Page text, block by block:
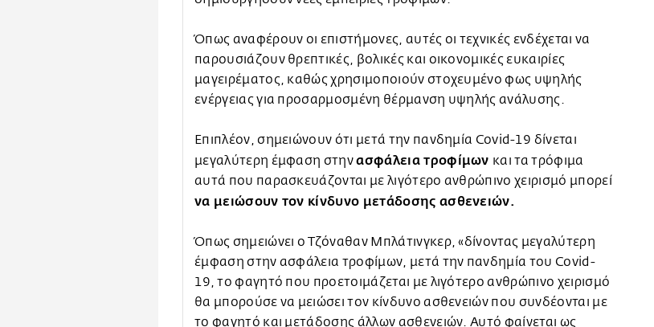
Όπως αναφέρουν οι επιστήμονες, αυτές οι τεχνικές ενδέχεται να
παρουσιάζουν θρεπτικές, βολικές και οικονομικές ευκαιρίες
μαγειρέματος, καθώς χρησιμοποιούν στοχευμένο φως υψηλής
ενέργειας για προσαρμοσμένη θέρμανση υψηλής ανάλυσης.
Επιπλέον, σημειώνουν ότι μετά την πανδημία Covid-19 δίνεται
μεγαλύτερη έμφαση στηνασφάλεια τροφίμων και τα τρόφιμα
αυτά που παρασκευάζονται με λιγότερο ανθρώπινο χειρισμό μπορεί
να μειώσουν τον κίνδυνο μετάδοσης ασθενειών.
Όπως σημειώνει ο Τζόναθαν Μπλάτινγκερ, «δίνοντας μεγαλύτερη
έμφαση στην ασφάλεια τροφίμων, μετά την πανδημία του Covid-
19, το φαγητό που προετοιμάζεται με λιγότερο ανθρώπινο χειρισμό
θα μπορούσε να μειώσει τον κίνδυνο ασθενειών που συνδέονται με
το φαγητό και μετάδοσης άλλων ασθενειών. Αυτό φαίνεται ως